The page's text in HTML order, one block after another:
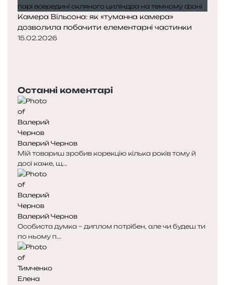
Камера Вільсона: як «туманна камера»
дозволила побачити елементарні частинки
15.02.2026
р
е
д
н
я
с
т
о
р
і
н
к
а
т
у
п
н
а
с
т
о
р
і
н
к
а
Останні коментарі
Валерий Чернов
Мій товариш зробив корекцію кілька років тому й
досі каже, щ...
Валерий Чернов
Особиста думка – диплом потрібен, але чи будеш ти
по ньому п...